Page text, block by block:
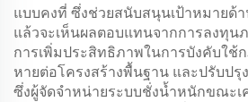
แบบคงที่ ซึ่งช่วยสนับสนุนเป้าหมายด้
แล้วจะเห็นผลตอบแทนจากการลงทุน
การเพิ่มประสิทธิภาพในการบังคับใช้
หายต่อโครงสร้างพื้นฐาน และปรับป
ซึ่งผู้จัดจำหน่ายระบบชั่งน้ำหนักขณะ